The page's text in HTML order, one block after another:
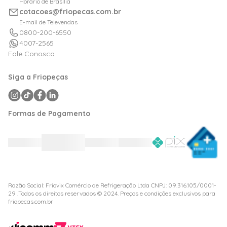
Portal de Boletos
Orçamentos
cotacoes@friopecas.com.br
E-mail de Televendas
0800-200-6550
4007-2565
Fale Conosco
Siga a Friopeças
Formas de Pagamento
Razão Social: Friovix Comércio de Refrigeração Ltda CNPJ: 09.316.105/0001-
29 .Todos os direitos reservados © 2024. Preços e condições exclusivos para
friopecas.com.br